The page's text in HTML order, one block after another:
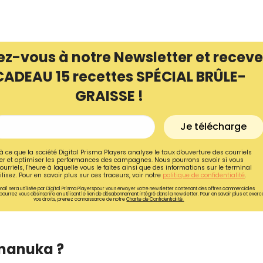
vous à notre Newsletter et
15 recettes SPÉCIAL BRÛLE-
GRAISSE !
Je télécharge
ce que la société Digital Prisma Players analyse le taux d'ouverture des courriels
et optimiser les performances des campagnes. Nous pourrons savoir si vous
l'heure à laquelle vous le faites ainsi que des informations sur le terminal
Pour en savoir plus sur ces traceurs, voir notre politique de confidentialité.
sera utilisée par Digital Prisma Playerspour vous envoyer votre newsletter contenant des offres commerciales
vous désinscrire en utilisant le lien de désabonnement intégré dans la newsletter. Pour en savoir plus et
vos droits, prenez connaissance de notreCharte de Confidentialité.
?